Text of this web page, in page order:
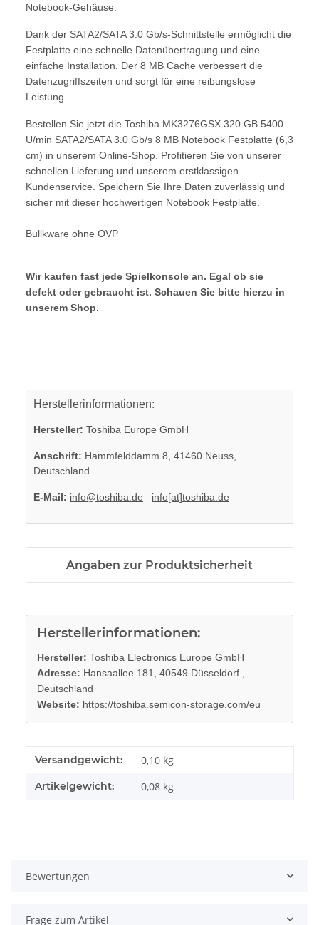
Notebook-Gehäuse.
Dank der SATA2/SATA 3.0 Gb/s-Schnittstelle ermöglicht die
Festplatte eine schnelle Datenübertragung und eine
einfache Installation. Der 8 MB Cache verbessert die
Datenzugriffszeiten und sorgt für eine reibungslose
Leistung.
Bestellen Sie jetzt die Toshiba MK3276GSX 320 GB 5400
U/min SATA2/SATA 3.0 Gb/s 8 MB Notebook Festplatte (6,3
cm) in unserem Online-Shop. Profitieren Sie von unserer
schnellen Lieferung und unserem erstklassigen
Kundenservice. Speichern Sie Ihre Daten zuverlässig und
sicher mit dieser hochwertigen Notebook Festplatte.
Bullkware ohne OVP
Wir kaufen fast jede Spielkonsole an. Egal ob sie
defekt oder gebraucht ist. Schauen Sie bitte hierzu in
unserem Shop.
Herstellerinformationen:
Hersteller: Toshiba Europe GmbH
Anschrift: Hammfelddamm 8, 41460 Neuss,
Deutschland
E-Mail: info@toshiba.de info[at]toshiba.de
Angaben zur Produktsicherheit
Herstellerinformationen:
Hersteller: Toshiba Electronics Europe GmbH
Adresse: Hansaallee 181, 40549 Düsseldorf ,
Deutschland
Website: https://toshiba.semicon-storage.com/eu
Produkteigenschaft
Wert
Versandgewicht: 0,10 kg
Artikelgewicht: 0,08 kg
Bewertungen
Frage zum Artikel